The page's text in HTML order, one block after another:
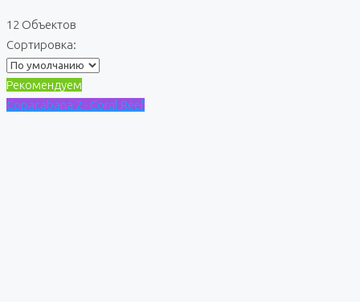
12 Объектов
Сортировка:
Рекомендуем
Copacabana 2 - Coral Reef